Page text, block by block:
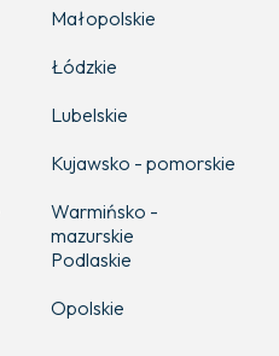
Małopolskie
Łódzkie
Lubelskie
Kujawsko - pomorskie
Warmińsko -
mazurskie
Podlaskie
Opolskie